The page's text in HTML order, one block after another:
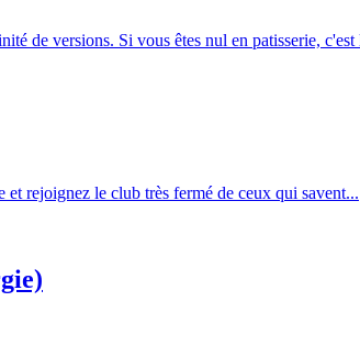
de versions. Si vous êtes nul en patisserie,
rejoignez le club très fermé de ceux qui savent...